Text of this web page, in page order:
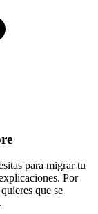
para migrar tu
Por
que se